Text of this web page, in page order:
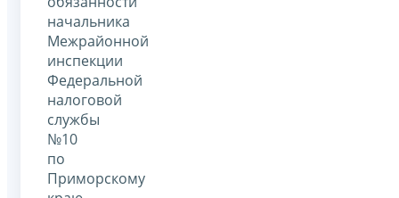
начальника
Межрайонной
инспекции
Федеральной
налоговой
службы
№10
по
Приморскому